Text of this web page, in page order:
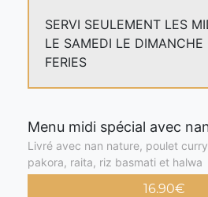
SERVI SEULEMENT LES
LE SAMEDI LE DIMANCHE
FERIES
Menu midi spécial avec
Livré avec nan nature, poulet
pakora, raita, riz basmati et halwa
16.90€